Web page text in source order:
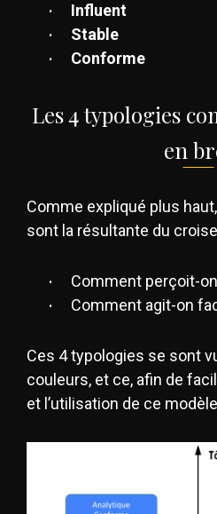
Influent
Stable
Conforme
Les 4 typologies
en
Comme expliqué plus
sont la résultante du
Comment perçoit-
Comment agit-on
Ces 4 typologies se sont
couleurs, et ce, afin de
et l’utilisation de ce